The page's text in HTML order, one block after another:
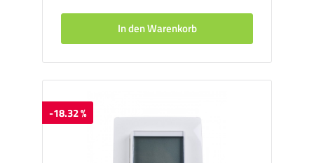
In den Warenkorb
-18.32 %